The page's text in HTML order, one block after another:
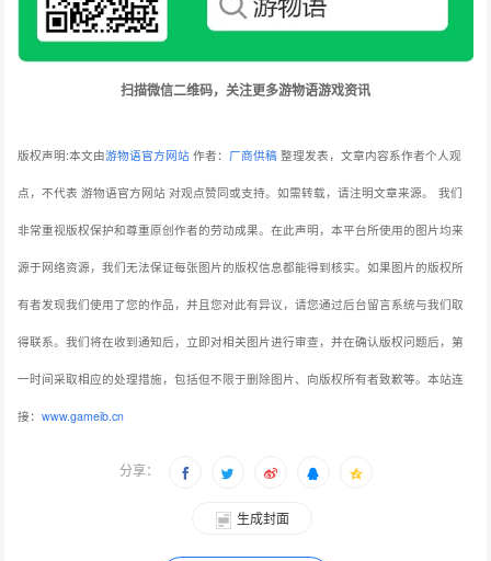
扫描微信二维码，关注更多游物语游戏资讯
版权声明:本文由游物语官方网站 作者： 厂商供稿 整理发表，文章内容系作者个人观
点，不代表 游物语官方网站 对观点赞同或支持。如需转载，请注明文章来源。 我们
非常重视版权保护和尊重原创作者的劳动成果。在此声明，本平台所使用的图片均来
源于网络资源，我们无法保证每张图片的版权信息都能得到核实。如果图片的版权所
有者发现我们使用了您的作品，并且您对此有异议，请您通过后台留言系统与我们取
得联系。我们将在收到通知后，立即对相关图片进行审查，并在确认版权问题后，第
一时间采取相应的处理措施，包括但不限于删除图片、向版权所有者致歉等。本站连
接：www.gameib.cn
分享：
生成封面